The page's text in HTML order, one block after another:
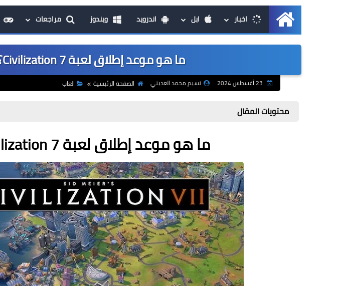
الرئيسيةاخبار ابل اندرويد ويندوز مراجعات
ما هو موعد إطلاق لعبة Civilization 7؟
نسيم محمد العديني الصفحة الرئيسية العاب
محتويات المقال
ما هو موعد إطلاق لعبة Civilization 7؟